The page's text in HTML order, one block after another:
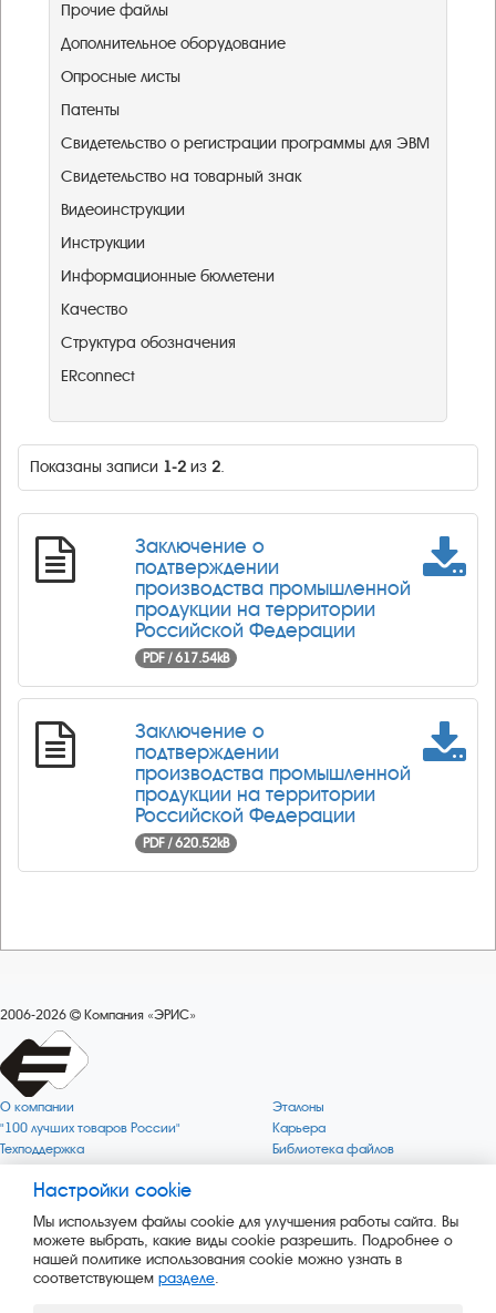
Прочие файлы
Дополнительное оборудование
Опросные листы
Патенты
Свидетельство о регистрации программы для ЭВМ
Свидетельство на товарный знак
Видеоинструкции
Инструкции
Информационные бюллетени
Качество
Структура обозначения
ERconnect
Показаны записи 1-2 из 2.
Заключение о
подтверждении
производства промышленной
продукции на территории
Российской Федерации ​
PDF / 617.54kB
Заключение о
подтверждении
производства промышленной
продукции на территории
Российской Федерации
PDF / 620.52kB
2006-2026 Компания «ЭРИС»
О компании
"100 лучших товаров России"
Техподдержка
Качество
Поверка по редким газам
Пресс-релизы
Каталог сервисных услуг
Эталоны
Карьера
Библиотека файлов
Политика обработки персональных
Цели компании
Зелёная 1000
Key BLE Generator
Настройки cookie
Мы используем файлы cookie для улучшения работы сайта. Вы
можете выбрать, какие виды cookie разрешить. Подробнее о
нашей политике использования cookie можно узнать в
соответствующем разделе.